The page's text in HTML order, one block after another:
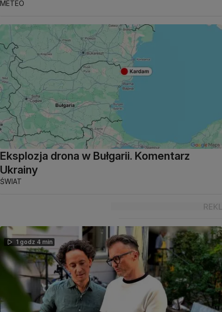
METEO
Eksplozja drona w Bułgarii. Komentarz
Ukrainy
ŚWIAT
1 godz 4 min